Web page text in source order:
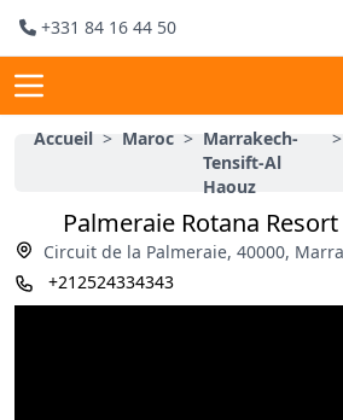
+331 84 16 44 50
Accueil > Maroc > Marrakech-
Tensift-Al
Haouz
>
Palmeraie Rotana
Circuit de la Palmeraie, 40000,
+212524334343